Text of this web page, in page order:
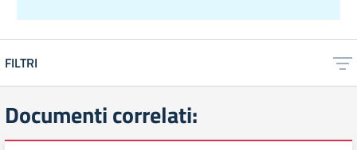
FILTRI
Documenti correlati: